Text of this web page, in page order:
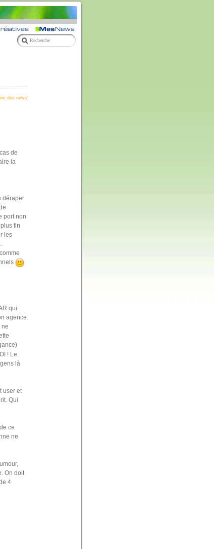
des news]
de
la
déraper
port non
fin
les
qui
agence.
ne
! Le
là
user et
Qui
ce
ne
On doit
4